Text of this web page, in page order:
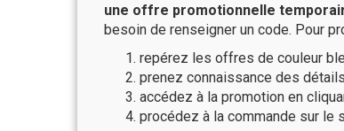
une offre promotionnelle
besoin de renseigner un code. Pour
repérez les offres de couleur
prenez connaissance des
accédez à la promotion en
procédez à la commande sur le